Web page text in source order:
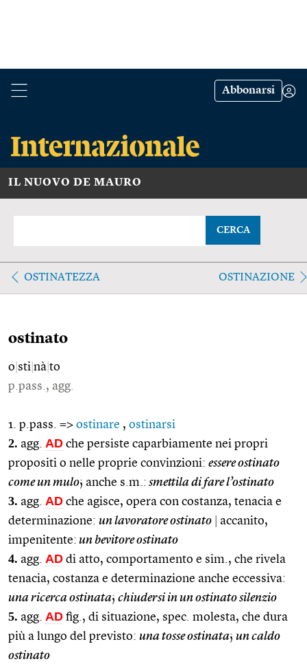
Abbonarsi
IL NUOVO DE MAURO
CERCA
OSTINATEZZA OSTINAZIONE
ostinato
o sti nà to
p.pass., agg.
1. p.pass. => ostinare , ostinarsi
2. agg. AD che persiste caparbiamente nei propri
propositi o nelle proprie convinzioni: essere ostinato
come un mulo; anche s.m.: smettila di fare l’ostinato
3. agg. AD che agisce, opera con costanza, tenacia e
determinazione: un lavoratore ostinato
accanito,
impenitente: un bevitore ostinato
4. agg. AD di atto, comportamento e sim., che rivela
tenacia, costanza e determinazione anche eccessiva:
una ricerca ostinata; chiudersi in un ostinato silenzio
5. agg. AD fig., di situazione, spec. molesta, che dura
più a lungo del previsto: una tosse ostinata; un caldo
ostinato